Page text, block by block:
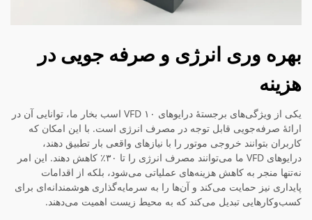
بهره وری انرژی و صرفه جویی در
هزینه
یکی از ویژگی‌های برجستهٔ درایوهای VFD ۱۰ اسب بخار ما، توانایی آن در
ارائهٔ صرفه‌جویی قابل توجه در مصرف انرژی است. با این امکان که
کاربران بتوانند خروجی موتور را با نیازهای واقعی بار تطبیق دهند،
درایوهای VFD ما می‌توانند مصرف انرژی را تا ۳۰٪ کاهش دهند. این امر
نه‌تنها منجر به کاهش هزینه‌های عملیاتی می‌شود، بلکه از اقدامات
پایداری نیز حمایت می‌کند و آن‌ها را به سرمایه‌گذاری هوشمندانه‌ای برای
کسب‌وکارهایی تبدیل می‌کند که به محیط زیست اهمیت می‌دهند.